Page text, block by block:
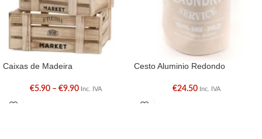
Caixas de Madeira
€5.90 – €9.90 Inc. IVA
Cesto Aluminio Redondo
€24.50 Inc. IVA